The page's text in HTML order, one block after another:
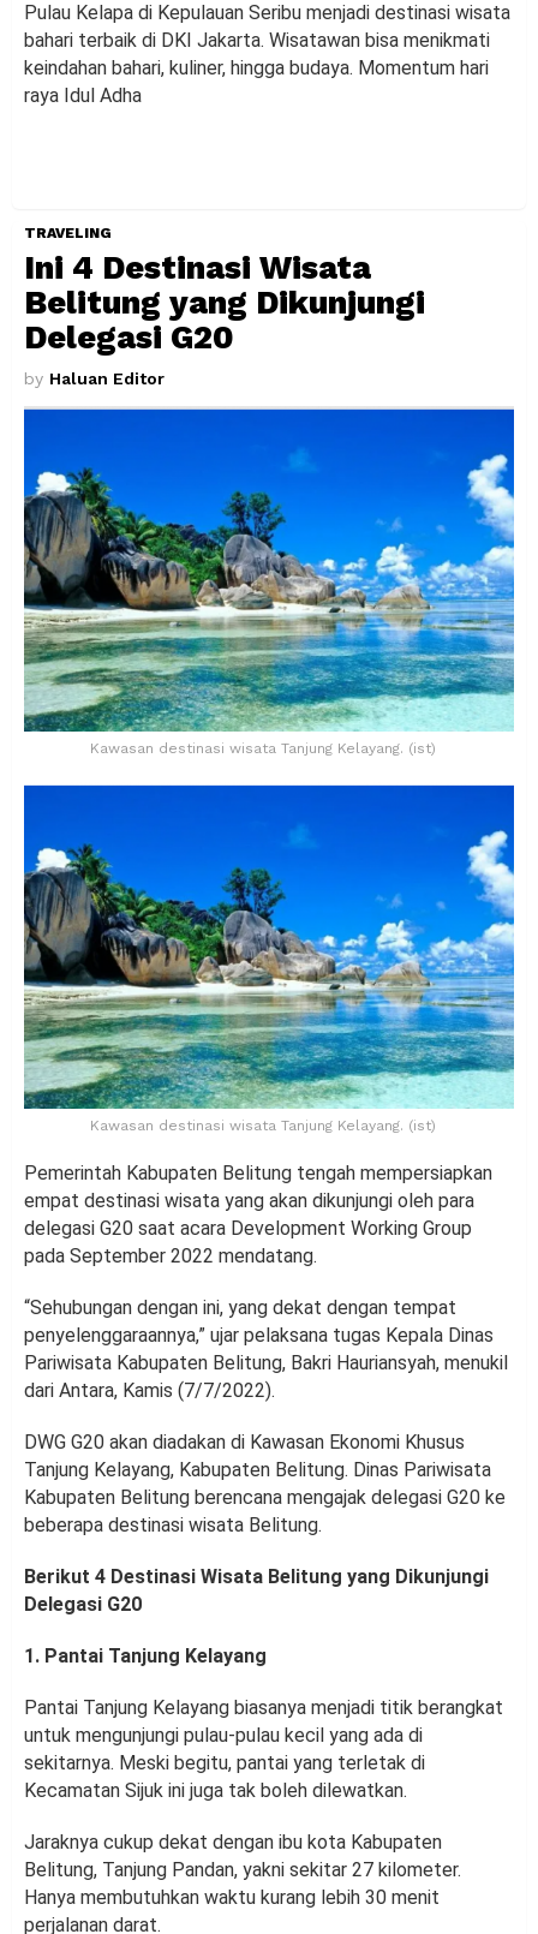
Pulau Kelapa di Kepulauan Seribu menjadi destinasi wisata
bahari terbaik di DKI Jakarta. Wisatawan bisa menikmati
keindahan bahari, kuliner, hingga budaya. Momentum hari
raya Idul Adha
TRAVELING
Ini 4 Destinasi Wisata
Belitung yang Dikunjungi
Delegasi G20
by Haluan Editor
Kawasan destinasi wisata Tanjung Kelayang. (ist)
Kawasan destinasi wisata Tanjung Kelayang. (ist)
Pemerintah Kabupaten Belitung tengah mempersiapkan
empat destinasi wisata yang akan dikunjungi oleh para
delegasi G20 saat acara Development Working Group
pada September 2022 mendatang.
“Sehubungan dengan ini, yang dekat dengan tempat
penyelenggaraannya,” ujar pelaksana tugas Kepala Dinas
Pariwisata Kabupaten Belitung, Bakri Hauriansyah, menukil
dari Antara, Kamis (7/7/2022).
DWG G20 akan diadakan di Kawasan Ekonomi Khusus
Tanjung Kelayang, Kabupaten Belitung. Dinas Pariwisata
Kabupaten Belitung berencana mengajak delegasi G20 ke
beberapa destinasi wisata Belitung.
Berikut 4 Destinasi Wisata Belitung yang Dikunjungi
Delegasi G20
1. Pantai Tanjung Kelayang
Pantai Tanjung Kelayang biasanya menjadi titik berangkat
untuk mengunjungi pulau-pulau kecil yang ada di
sekitarnya. Meski begitu, pantai yang terletak di
Kecamatan Sijuk ini juga tak boleh dilewatkan.
Jaraknya cukup dekat dengan ibu kota Kabupaten
Belitung, Tanjung Pandan, yakni sekitar 27 kilometer.
Hanya membutuhkan waktu kurang lebih 30 menit
perjalanan darat.